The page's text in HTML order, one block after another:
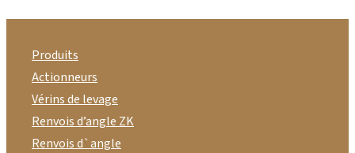
Produits
Actionneurs
Vérins de levage
Renvois d’angle ZK
Renvois d`angle